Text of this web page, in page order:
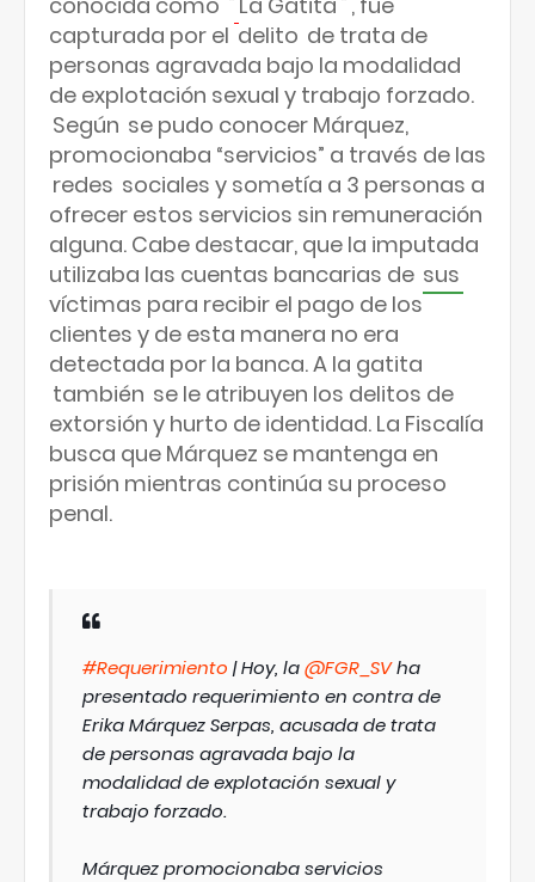
capturada por el delito de trata de
personas agravada bajo la modalidad
de explotación sexual y trabajo forzado.
Según se pudo conocer Márquez,
promocionaba “servicios” a través de las
redes sociales y sometía a 3 personas a
ofrecer estos servicios sin remuneración
alguna. Cabe destacar, que la imputada
utilizaba las cuentas bancarias de sus
víctimas para recibir el pago de los
clientes y de esta manera no era
detectada por la banca. A la gatita
también se le atribuyen los delitos de
extorsión y hurto de identidad. La Fiscalía
busca que Márquez se mantenga en
prisión mientras continúa su proceso
penal.
#Requerimiento | Hoy, la@FGR_SVha
presentado requerimiento en contra de
Erika Márquez Serpas, acusada de trata
de personas agravada bajo la
modalidad de explotación sexual y
trabajo forzado.
Márquez promocionaba servicios